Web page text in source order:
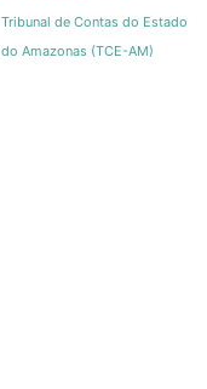
Tribunal de Contas do Estado
do Amazonas (TCE-AM)